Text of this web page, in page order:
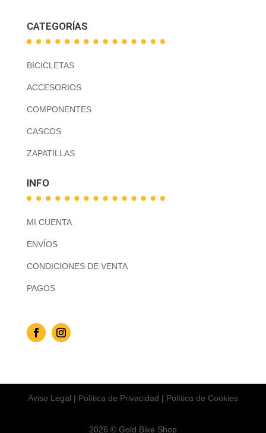
CATEGORÍAS
BICICLETAS
ACCESORIOS
COMPONENTES
CASCOS
ZAPATILLAS
INFO
MI CUENTA
ENVÍOS
CONDICIONES DE VENTA
PAGOS
Aviso Legal | Política de Privacidad | Política de Cookies
2026 © Gold Bike Shop